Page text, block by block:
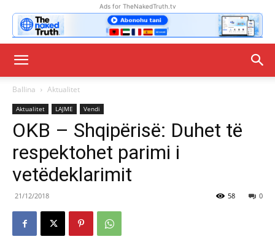
Ads for TheNakedTruth.tv
Ballina Aktualitet
Aktualitet LAJME Vendi
OKB – Shqipërisë: Duhet të
respektohet parimi i
vetëdeklarimit
21/12/2018 0
58